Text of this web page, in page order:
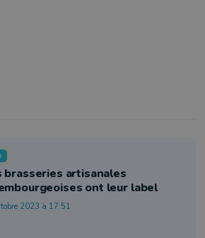
brasseries artisanales
ont leur label
2023 à 17:51